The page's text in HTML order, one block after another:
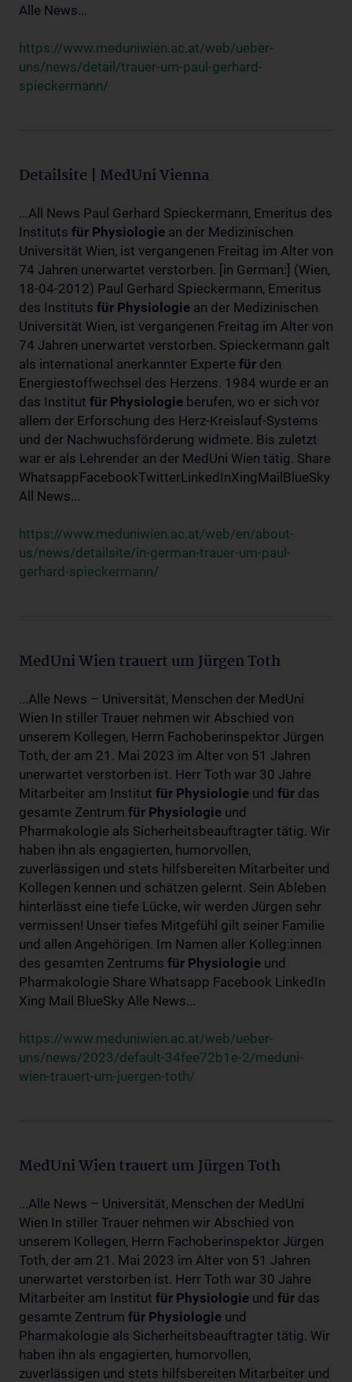
Alle News...
https://www.meduniwien.ac.at/web/ueber-
uns/news/detail/trauer-um-paul-gerhard-
spieckermann/
Detailsite | MedUni Vienna
...All News Paul Gerhard Spieckermann, Emeritus des
Instituts für Physiologie an der Medizinischen
Universität Wien, ist vergangenen Freitag im Alter von
74 Jahren unerwartet verstorben. [in German:] (Wien,
18-04-2012) Paul Gerhard Spieckermann, Emeritus
des Instituts für Physiologie an der Medizinischen
Universität Wien, ist vergangenen Freitag im Alter von
74 Jahren unerwartet verstorben. Spieckermann galt
als international anerkannter Experte für den
Energiestoffwechsel des Herzens. 1984 wurde er an
das Institut für Physiologie berufen, wo er sich vor
allem der Erforschung des Herz-Kreislauf-Systems
und der Nachwuchsförderung widmete. Bis zuletzt
war er als Lehrender an der MedUni Wien tätig. Share
WhatsappFacebookTwitterLinkedInXingMailBlueSky
All News...
https://www.meduniwien.ac.at/web/en/about-
us/news/detailsite/in-german-trauer-um-paul-
gerhard-spieckermann/
MedUni Wien trauert um Jürgen Toth
...Alle News – Universität, Menschen der MedUni
Wien In stiller Trauer nehmen wir Abschied von
unserem Kollegen, Herrn Fachoberinspektor Jürgen
Toth, der am 21. Mai 2023 im Alter von 51 Jahren
unerwartet verstorben ist. Herr Toth war 30 Jahre
Mitarbeiter am Institut für Physiologie und für das
gesamte Zentrum für Physiologie und
Pharmakologie als Sicherheitsbeauftragter tätig. Wir
haben ihn als engagierten, humorvollen,
zuverlässigen und stets hilfsbereiten Mitarbeiter und
Kollegen kennen und schätzen gelernt. Sein Ableben
hinterlässt eine tiefe Lücke, wir werden Jürgen sehr
vermissen! Unser tiefes Mitgefühl gilt seiner Familie
und allen Angehörigen. Im Namen aller Kolleg:innen
des gesamten Zentrums für Physiologie und
Pharmakologie Share Whatsapp Facebook LinkedIn
Xing Mail BlueSky Alle News...
https://www.meduniwien.ac.at/web/ueber-
uns/news/2023/default-34fee72b1e-2/meduni-
wien-trauert-um-juergen-toth/
MedUni Wien trauert um Jürgen Toth
...Alle News – Universität, Menschen der MedUni
Wien In stiller Trauer nehmen wir Abschied von
unserem Kollegen, Herrn Fachoberinspektor Jürgen
Toth, der am 21. Mai 2023 im Alter von 51 Jahren
unerwartet verstorben ist. Herr Toth war 30 Jahre
Mitarbeiter am Institut für Physiologie und für das
gesamte Zentrum für Physiologie und
Pharmakologie als Sicherheitsbeauftragter tätig. Wir
haben ihn als engagierten, humorvollen,
zuverlässigen und stets hilfsbereiten Mitarbeiter und